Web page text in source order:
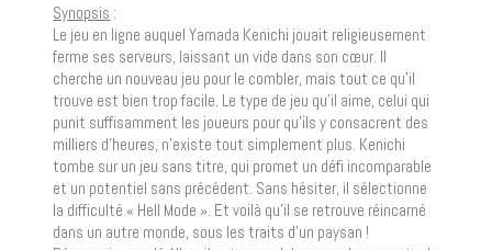
Synopsis :
Le jeu en ligne auquel Yamada Kenichi jouait religieusement
ferme ses serveurs, laissant un vide dans son cœur. Il
cherche un nouveau jeu pour le combler, mais tout ce qu’il
trouve est bien trop facile. Le type de jeu qu’il aime, celui qui
punit suffisamment les joueurs pour qu’ils y consacrent des
milliers d’heures, n’existe tout simplement plus. Kenichi
tombe sur un jeu sans titre, qui promet un défi incomparable
et un potentiel sans précédent. Sans hésiter, il sélectionne
la difficulté « Hell Mode ». Et voilà qu’il se retrouve réincarné
dans un autre monde, sous les traits d’un paysan !